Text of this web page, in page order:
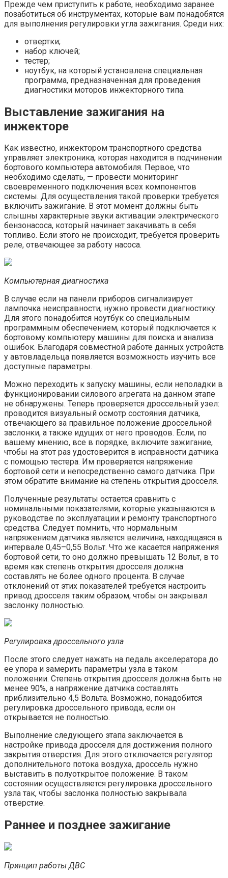
Прежде чем приступить к работе, необходимо заранее
позаботиться об инструментах, которые вам понадобятся
для выполнения регулировки угла зажигания. Среди них:
отвертки;
набор ключей;
тестер;
ноутбук, на который установлена специальная
программа, предназначенная для проведения
диагностики моторов инжекторного типа.
Выставление зажигания на
инжекторе
Как известно, инжектором транспортного средства
управляет электроника, которая находится в подчинении
бортового компьютера автомобиля. Первое, что
необходимо сделать, — провести мониторинг
своевременного подключения всех компонентов
системы. Для осуществления такой проверки требуется
включить зажигание. В этот момент должны быть
слышны характерные звуки активации электрического
бензонасоса, который начинает закачивать в себя
топливо. Если этого не происходит, требуется проверить
реле, отвечающее за работу насоса.
Компьютерная диагностика
В случае если на панели приборов сигнализирует
лампочка неисправности, нужно провести диагностику.
Для этого понадобится ноутбук со специальным
программным обеспечением, который подключается к
бортовому компьютеру машины для поиска и анализа
ошибок. Благодаря совместной работе данных устройств
у автовладельца появляется возможность изучить все
доступные параметры.
Можно переходить к запуску машины, если неполадки в
функционировании силового агрегата на данном этапе
не обнаружены. Теперь проверяется дроссельный узел:
проводится визуальный осмотр состояния датчика,
отвечающего за правильное положение дроссельной
заслонки, а также идущих от него проводов. Если, по
вашему мнению, все в порядке, включите зажигание,
чтобы на этот раз удостоверится в исправности датчика
с помощью тестера. Им проверяется напряжение
бортовой сети и непосредственно самого датчика. При
этом обратите внимание на степень открытия дросселя.
Полученные результаты остается сравнить с
номинальными показателями, которые указываются в
руководстве по эксплуатации и ремонту транспортного
средства. Следует помнить, что нормальным
напряжением датчика является величина, находящаяся в
интервале 0,45–0,55 Вольт. Что же касается напряжения
бортовой сети, то оно должно превышать 12 Вольт, в то
время как степень открытия дросселя должна
составлять не более одного процента. В случае
отклонений от этих показателей требуется настроить
привод дросселя таким образом, чтобы он закрывал
заслонку полностью.
Регулировка дроссельного узла
После этого следует нажать на педаль акселератора до
ее упора и замерить параметры узла в таком
положении. Степень открытия дросселя должна быть не
менее 90%, а напряжение датчика составлять
приблизительно 4,5 Вольта. Возможно, понадобится
регулировка дроссельного привода, если он
открывается не полностью.
Выполнение следующего этапа заключается в
настройке привода дросселя для достижения полного
закрытия отверстия. Для этого отключается регулятор
дополнительного потока воздуха, дроссель нужно
выставить в полуоткрытое положение. В таком
состоянии осуществляется регулировка дроссельного
узла так, чтобы заслонка полностью закрывала
отверстие.
Раннее и позднее зажигание
Принцип работы ДВС